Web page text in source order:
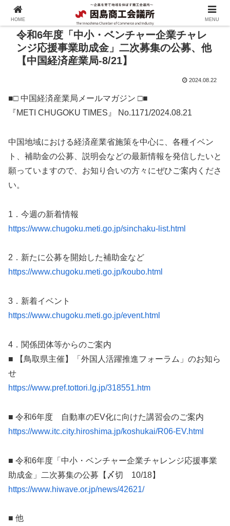
令和6年度「中小・ベンチャー企業チャレ
ンジ応援事業助成金」二次募集の公募、他
【中国経済産業局-8/21】
2024.08.22
■□ 中国経済産業局メールマガジン □■
『METI CHUGOKU TIMES』 No.1171/2024.08.21
中国地域における経済産業省施策を中心に、各種イベン
ト、補助金の公募、説明会などの最新情報を発信したいと
願っていますので、お知り合いの方々にぜひご案内くださ
い。
1．今週の新着情報
https://www.chugoku.meti.go.jp/sinchaku-list.html
2．新たに公募を開始した補助金など
https://www.chugoku.meti.go.jp/koubo.html
3．新着イベント
https://www.chugoku.meti.go.jp/event.html
4．関係団体等からのご案内
■ 【鳥取県主催】「外国人活躍推進フォーラム」のお知ら
せ
https://www.pref.tottori.lg.jp/318551.htm
■ 令和6年度 自動車のEV化に向けた講習会のご案内
https://www.itc.city.hiroshima.jp/koshukai/R06-EV.html
■ 令和6年度「中小・ベンチャー企業チャレンジ応援事業
助成金」二次募集の公募【〆切 10/18】
https://www.hiwave.or.jp/news/42621/
■ 他
HOME MENU